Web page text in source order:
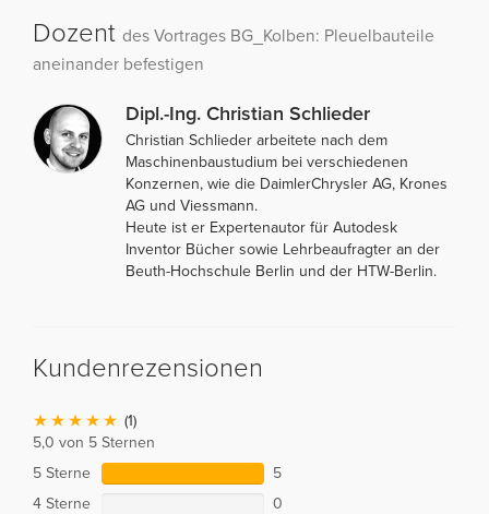
Dozent des Vortrages BG_Kolben: Pleuelbauteile
aneinander befestigen
Dipl.-Ing. Christian Schlieder
Christian Schlieder arbeitete nach dem
Maschinenbaustudium bei verschiedenen
Konzernen, wie die DaimlerChrysler AG, Krones
AG und Viessmann.
Heute ist er Expertenautor für Autodesk
Inventor Bücher sowie Lehrbeaufragter an der
Beuth-Hochschule Berlin und der HTW-Berlin.
Kundenrezensionen
(1)
5,0 von 5 Sternen
5 Sterne
5
4 Sterne
0